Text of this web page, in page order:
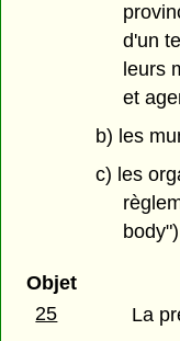
d'un
leurs
et
b) les
c) les
body")
Objet
25
La